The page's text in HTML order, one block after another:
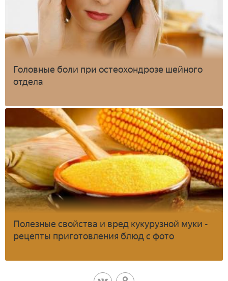
Головные боли при остеохондрозе шейного
отдела
Полезные свойства и вред кукурузной муки -
рецепты приготовления блюд с фото